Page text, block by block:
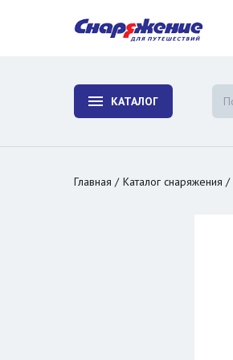
КАТАЛОГ
Главная Каталог снаряжения